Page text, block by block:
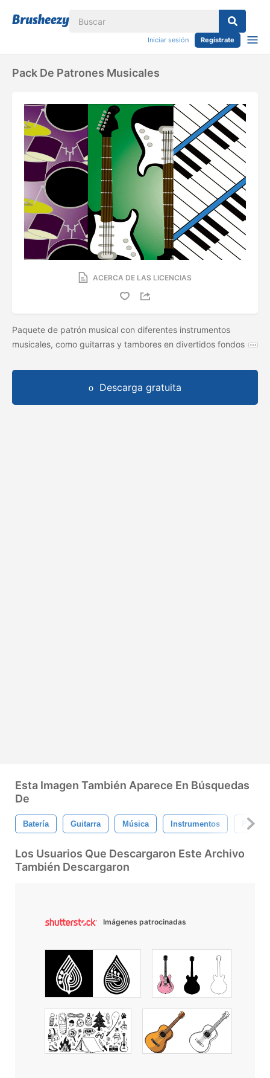
Iniciar sesión Regístrate
Pack De Patrones Musicales
ACERCA DE LAS LICENCIAS
Paquete de patrón musical con diferentes instrumentos
musicales, como guitarras y tambores en divertidos fondos
Descarga gratuita
Esta Imagen También Aparece En Búsquedas
De
Batería Guitarra Música Instrumentos Piano
Los Usuarios Que Descargaron Este Archivo
También Descargaron
Imágenes patrocinadas